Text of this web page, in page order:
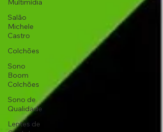
Multimídia
Salão
Michele
Castro
Colchões
Sono
Boom
Colchões
Sono de
Qualidade
Lentes de